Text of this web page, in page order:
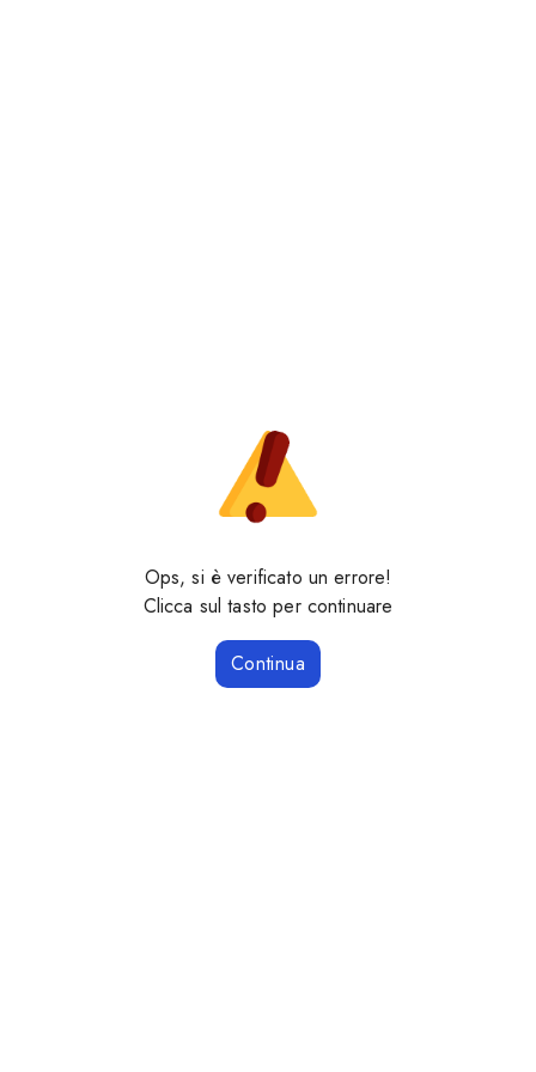
Ops, si è verificato un errore!
Clicca sul tasto per continuare
Continua